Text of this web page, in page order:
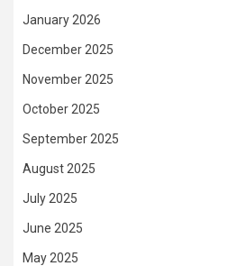
January 2026
December 2025
November 2025
October 2025
September 2025
August 2025
July 2025
June 2025
May 2025